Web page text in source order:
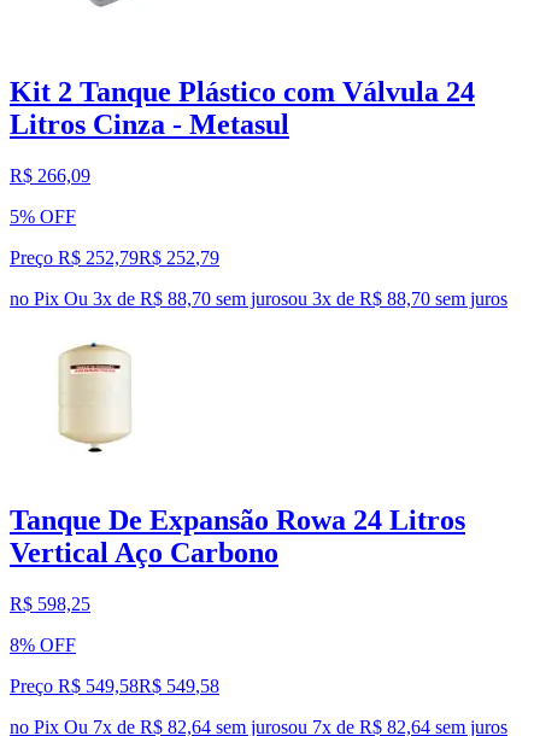
Kit 2 Tanque Plástico com Válvula 24
Litros Cinza - Metasul
R$ 266,09
5% OFF
Preço R$ 252,79R$ 252,79
no Pix Ou 3x de R$ 88,70 sem jurosou 3x de R$ 88,70 sem juros
Tanque De Expansão Rowa 24 Litros
Vertical Aço Carbono
R$ 598,25
8% OFF
Preço R$ 549,58R$ 549,58
no Pix Ou 7x de R$ 82,64 sem jurosou 7x de R$ 82,64 sem juros